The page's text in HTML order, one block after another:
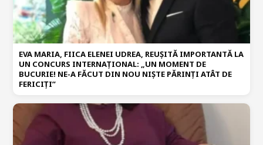
EVA MARIA, FIICA ELENEI UDREA, REUȘITĂ IMPORTANTĂ LA
UN CONCURS INTERNAȚIONAL: „UN MOMENT DE
BUCURIE! NE-A FĂCUT DIN NOU NIȘTE PĂRINȚI ATÂT DE
FERICIȚI”